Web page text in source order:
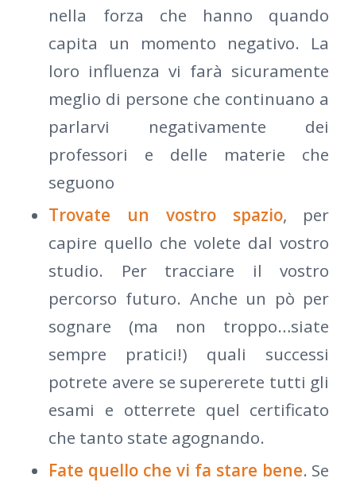
nella forza che hanno quando
capita un momento negativo. La
loro influenza vi farà sicuramente
meglio di persone che continuano a
parlarvi negativamente dei
professori e delle materie che
seguono
Trovate un vostro spazio, per
capire quello che volete dal vostro
studio. Per tracciare il vostro
percorso futuro. Anche un pò per
sognare (ma non troppo…siate
sempre pratici!) quali successi
potrete avere se supererete tutti gli
esami e otterrete quel certificato
che tanto state agognando.
Fate quello che vi fa stare bene. Se